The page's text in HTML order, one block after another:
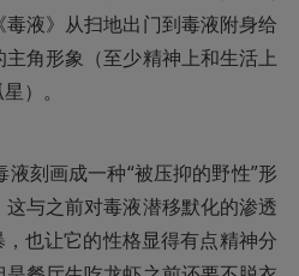
液》从扫地出门到毒液附身给
角形象（至少精神上和生活上
）。
刻画成一种“被压抑的野性”形
与之前对毒液潜移默化的渗透
也让它的性格显得有点精神分